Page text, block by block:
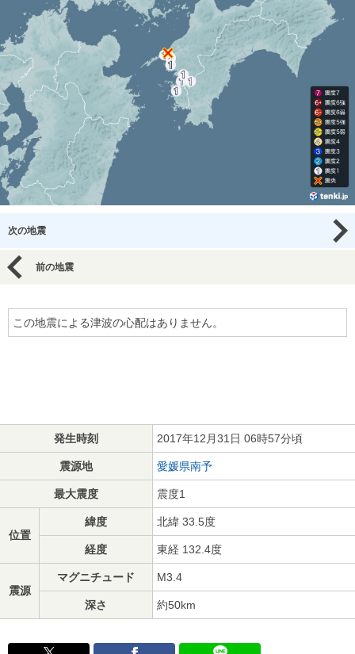
次の地震
前の地震
この地震による津波の心配はありません。
発生時刻 2017年12月31日 06時57分頃
震源地 愛媛県南予
最大震度 震度1
位置
緯度 北緯 33.5度
経度 東経 132.4度
震源
マグニチュード M3.4
深さ 約50km